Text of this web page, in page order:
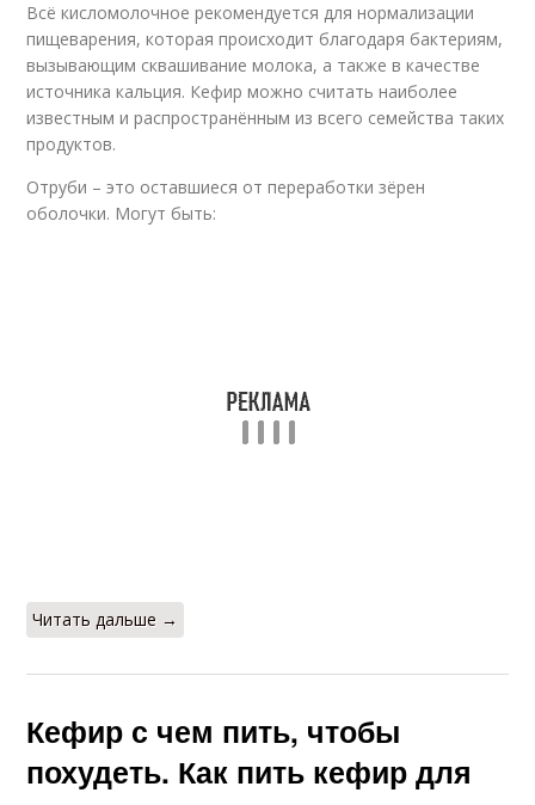
Всё кисломолочное рекомендуется для нормализации
пищеварения, которая происходит благодаря бактериям,
вызывающим сквашивание молока, а также в качестве
источника кальция. Кефир можно считать наиболее
известным и распространённым из всего семейства таких
продуктов.
Отруби – это оставшиеся от переработки зёрен
оболочки. Могут быть:
Читать дальше →
Кефир с чем пить, чтобы
похудеть. Как пить кефир для